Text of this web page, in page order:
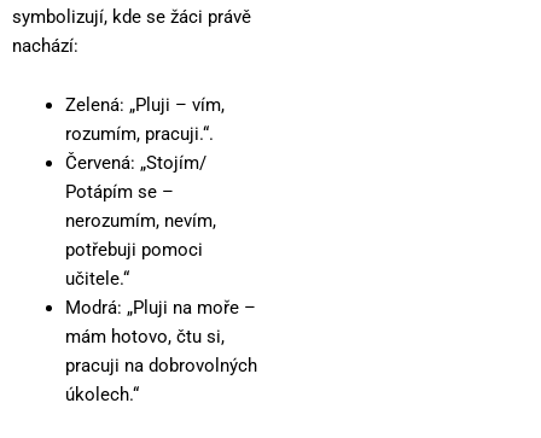
symbolizují, kde se žáci právě
nachází:
Zelená: „Pluji – vím,
rozumím, pracuji.“.
Červená: „Stojím/
Potápím se –
nerozumím, nevím,
potřebuji pomoci
učitele.“
Modrá: „Pluji na moře –
mám hotovo, čtu si,
pracuji na dobrovolných
úkolech.“